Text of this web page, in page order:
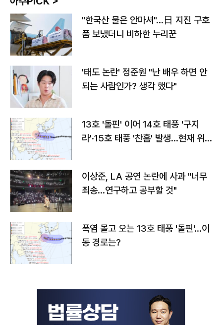
"한국산 물은 안마셔"…日 지진 구호
품 보냈더니 비하한 누리꾼
'태도 논란' 정준원 "난 배우 하면 안
되는 사람인가? 생각 했다"
13호 '돌핀' 이어 14호 태풍 '구지
라'·15호 태풍 '찬홈' 발생…현재 위
이상준, LA 공연 논란에 사과 "너무
죄송…연구하고 공부할 것"
폭염 몰고 오는 13호 태풍 '돌핀'…이
동 경로는?